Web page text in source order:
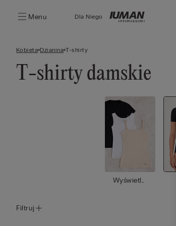
Menu Dla Niego
Kobieta Dzianina T-shirty
T-shirty damskie
Wyświetl
Filtruj